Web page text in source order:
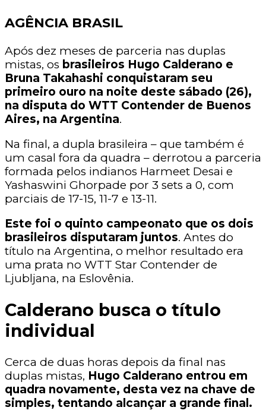
AGÊNCIA BRASIL
Após dez meses de parceria nas duplas
mistas, os brasileiros Hugo Calderano e
Bruna Takahashi conquistaram seu
primeiro ouro na noite deste sábado (26),
na disputa do WTT Contender de Buenos
Aires, na Argentina.
Na final, a dupla brasileira – que também é
um casal fora da quadra – derrotou a parceria
formada pelos indianos Harmeet Desai e
Yashaswini Ghorpade por 3 sets a 0, com
parciais de 17-15, 11-7 e 13-11.
Este foi o quinto campeonato que os dois
brasileiros disputaram juntos. Antes do
título na Argentina, o melhor resultado era
uma prata no WTT Star Contender de
Ljubljana, na Eslovênia.
Calderano busca o título
individual
Cerca de duas horas depois da final nas
duplas mistas, Hugo Calderano entrou em
quadra novamente, desta vez na chave de
simples, tentando alcançar a grande final.